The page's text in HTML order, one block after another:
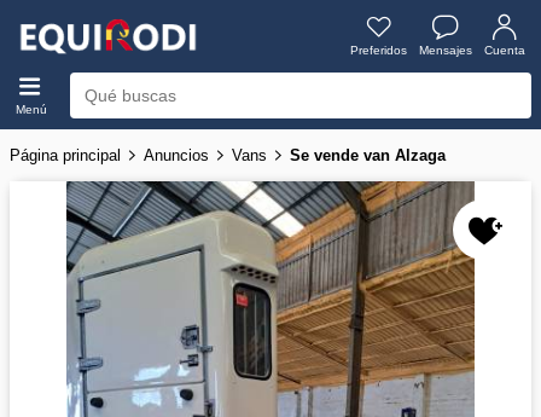
Preferidos Mensajes Cuenta
Menú
Página principal Anuncios Vans Se vende van Alzaga